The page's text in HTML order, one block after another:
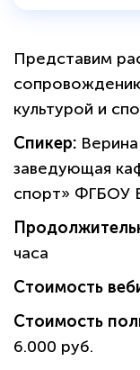
Представим
культурой и
Спикер:
заведующая
спорт» ФГБОУ
часа
Стоимость
Стоимость
6.000 руб.